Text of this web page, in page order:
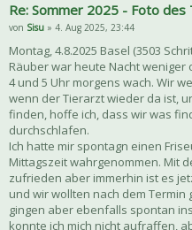
Re: Sommer 2025 - Foto des
von Sisu » 4. Aug 2025, 23:44
Montag, 4.8.2025 Basel (3503
Räuber war heute Nacht
4 und 5 Uhr morgens wach. Wir
wenn der Tierarzt wieder da ist,
finden, hoffe ich, dass wir was
durchschlafen.
Ich hatte mir spontagn einen
Mittagszeit wahrgenommen. Mit
zufrieden aber immerhin ist es
und wir wollten nach dem
gingen aber ebenfalls spontan
konnte ich mich nicht aufraffen,